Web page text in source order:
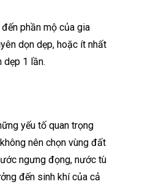
phần mộ của gia
dọn dẹp, hoặc ít nhất
dẹp 1 lần.
yếu tố quan trọng
nên chọn vùng đất
ngưng đọng, nước tù
đến sinh khí của cả